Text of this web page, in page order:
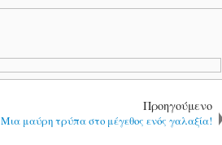
Προηγούμενο
Μια μαύρη τρύπα στο μέγεθος ενός γαλαξία!